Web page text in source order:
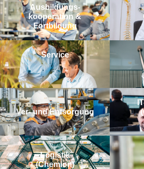
Aus­bildungs­­
kooperation &
Fortbildung
Service
Ver- und Entsorgung
Logistik
(Chemion)